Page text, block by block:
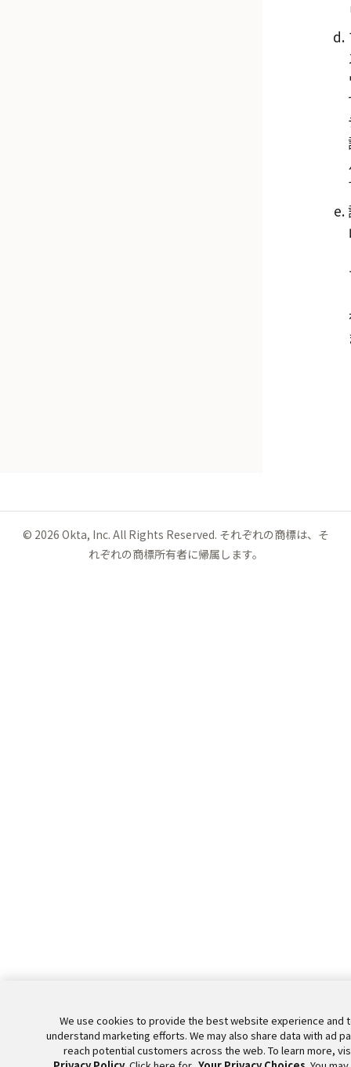
© 2026 Okta, Inc. All Rights Reserved. それぞれの商標は、そ
れぞれの商標所有者に帰属します。
We use cookies to provide the best website experience and
understand marketing efforts. We may also share data with ad
reach potential customers across the web. To learn more,